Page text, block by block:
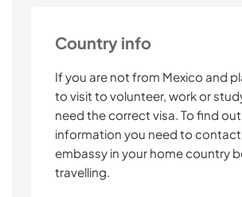
Country info
If you are not from Mexico and
to visit to volunteer, work or
need the correct visa. To find
information you need to
embassy in your home country
travelling.